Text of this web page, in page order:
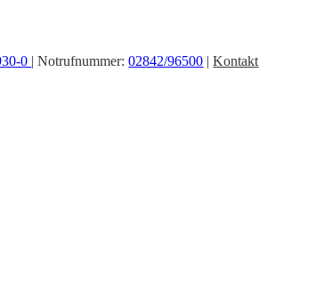
0 | Notrufnummer:02842/96500 |Kontakt